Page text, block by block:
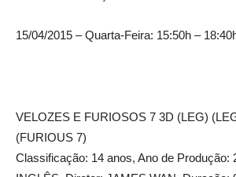
15/04/2015 – Quarta-Feira: 15:50h –
VELOZES E FURIOSOS 7 3D (LEG)
(FURIOUS 7)
Classificação: 14 anos, Ano de Produção: